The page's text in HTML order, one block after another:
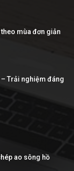
mùa đơn giản
– Trải nghiệm đáng
ao sông hồ